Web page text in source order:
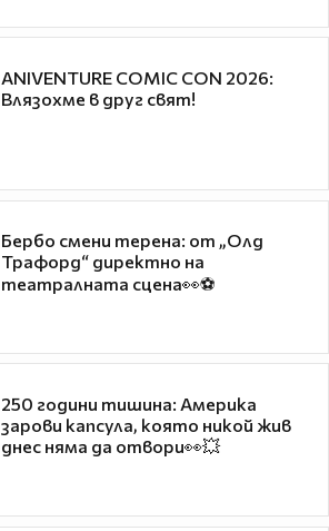
ANIVENTURE COMIC CON 2026:
Влязохме в друг свят!
Бербо смени терена: от „Олд
Трафорд“ директно на
театралната сцена👀⚽
250 години тишина: Америка
зарови капсула, която никой жив
днес няма да отвори👀💥